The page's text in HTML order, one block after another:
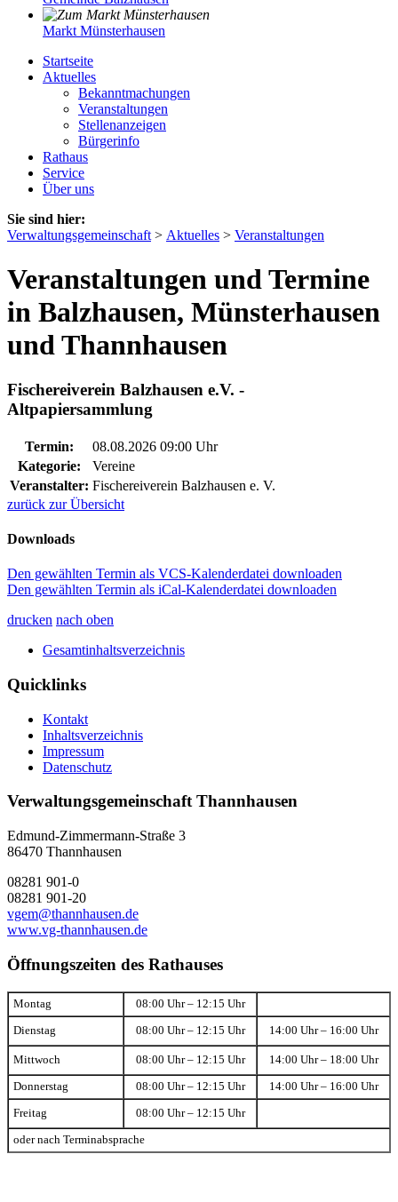
Markt Münsterhausen
Startseite
Aktuelles
Bekanntmachungen
Veranstaltungen
Stellenanzeigen
Bürgerinfo
Rathaus
Service
Über uns
Sie sind hier:
Verwaltungsgemeinschaft > Aktuelles > Veranstaltungen
Veranstaltungen und Termine
in Balzhausen, Münsterhausen
und Thannhausen
Fischereiverein Balzhausen e.V. -
Altpapiersammlung
Termin:
08.08.2026 09:00 Uhr
Kategorie:
Vereine
Veranstalter: Fischereiverein Balzhausen e. V.
zurück zur Übersicht
Downloads
Den gewählten Termin als VCS-Kalenderdatei downloaden
Den gewählten Termin als iCal-Kalenderdatei downloaden
drucken nach oben
Gesamtinhaltsverzeichnis
Quicklinks
Kontakt
Inhaltsverzeichnis
Impressum
Datenschutz
Verwaltungsgemeinschaft Thannhausen
Edmund-Zimmermann-Straße 3
86470 Thannhausen
08281 901-0
08281 901-20
vgem@thannhausen.de
www.vg-thannhausen.de
Öffnungszeiten des Rathauses
Montag 08:00 Uhr – 12:15 Uhr
Dienstag 08:00 Uhr – 12:15 Uhr 14:00 Uhr – 16:00 Uhr
Mittwoch 08:00 Uhr – 12:15 Uhr 14:00 Uhr – 18:00 Uhr
Donnerstag 08:00 Uhr – 12:15 Uhr 14:00 Uhr – 16:00 Uhr
Freitag 08:00 Uhr – 12:15 Uhr
oder nach Terminabsprache